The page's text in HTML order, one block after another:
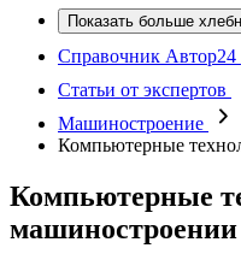
Показать больше
Справочник Автор24
Статьи от экспертов
Машиностроение
Компьютерные
Компьютерные
машиностроении